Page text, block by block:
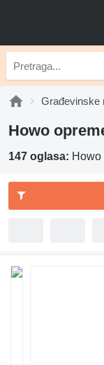
Građevinske
Howo
147 oglasa: Howo